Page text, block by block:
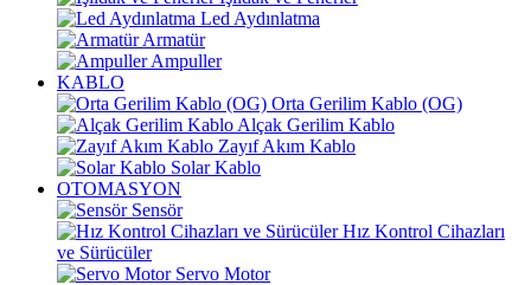
Led Aydınlatma
Armatür
Ampuller
KABLO
Orta Gerilim Kablo (OG)
Alçak Gerilim Kablo
Zayıf Akım Kablo
Solar Kablo
OTOMASYON
Sensör
Hız Kontrol Cihazları
ve Sürücüler
Servo Motor